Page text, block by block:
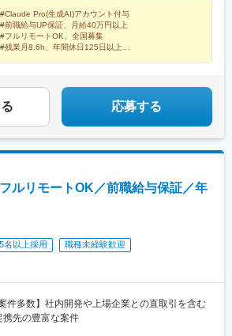
駅、能代駅、湯沢駅、大久保駅(秋田県)、鷹ノ巣
駅、酒田駅、米沢駅、天童駅、さくらんぼ東根
庄駅、水戸駅、つくば駅、日立駅、勝田駅、土
手駅、下館駅、笹川駅、牛久駅、龍ケ崎市駅、
、宇都宮駅、小山駅、栃木駅、足利駅、佐野
駅(群馬県)、伊勢崎駅、桐生駅、館林駅、渋川
駅、所沢駅、越谷駅、草加駅、春日部駅、上尾
駅、新座駅、狭山市駅、入間市駅、三郷駅(埼玉
駅、錦糸町駅、六本木駅、渋谷駅、調布駅、上
川駅、日本橋駅(東京都)、吉祥寺駅、多摩センタ
分寺駅、武蔵小金井駅、昭島駅、東京駅、国立
東久留米駅、船橋駅、松戸駅、市川駅、柏駅、
流山おおたかの森駅、八千代台駅、習志野駅、
宕駅(千葉県)、木更津駅、成田駅、我孫子駅、
の原駅、四街道駅、銚子駅、藤沢駅、横須賀
、小田原駅、鎌倉駅、秦野駅、座間駅、伊勢原
口駅、長野駅、松本駅、上田駅、佐久平駅、飯
全額支給します。※試用期間は3ヶ月です。その
ありません。＜単価に応じて給与もアップ！＞
けど、給料が変わらない… 」なんてことはあり
がればお給料も変動する制度を導入しているた
例＞例1）エンジニア：入社3年目 ※経験3年★
当含めず） →前職から18万円の月給UP！例2）
5年目 ※経験6年★月給63万円(諸手当含めず）
の月給UP！＜年収例＞年収710万円／35歳（エ
目※マネージャー）年収540万円／28歳（エンジ
ーダー）年収400万円／24歳（エンジニア経験2
#Claude Pro(生成AI)アカウント付与
#前職給与UP保証、月給40万円以上
#フルリモートOK、全国募集
#残業月8.6h、年間休日125日以上
応募する
ルリモートOK／前職給与保証／年
5名以上採用
職種未経験歓迎
件多数】社内開発や上場企業との直取引を含む
先の豊富な案件